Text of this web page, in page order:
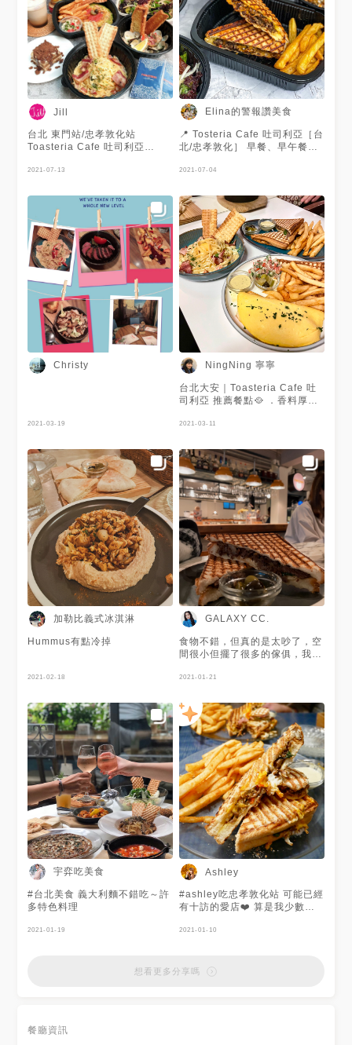
來 請同事推薦了吃義大利麵的
店家 然而這間是地中海料理(也
有義大利麵) 第一次吃這種新奇
的食物!! 🔜 今日餐點 🔻 🏷#百
香芒果白酒$275 白酒基底，芒
果汁、新鮮百香果汁、玫瑰花調
配 完全就是芒果加百香果汁 淡
淡的玫瑰花瓣 但是不在味道裡
面 微白酒澀度，整杯偏果汁感
🔻 🏷#可可肉桂紅酒$275 紅酒
基底，蘇打水、自製濃縮紅酒調
配 強烈肉桂味道的氣泡紅酒 紅
巧克力沒有太多滋味，杯外有一
不怎麼輕鬆的享受 🔻 🏷#香煎
哈魯米起司$345❤️ 醬料非常的
異國風，橄欖、酸豆、還有鯷魚
加上哈里薩醬，吃起來味道算濃
郁鹹帶點醃製甜味 米起司吃起
來像魚板的口感 起司搭配魚乾
味道超棒，非常多元 麵包十分
酥脆，麥味很香 推薦必點前
菜，真的會耳目一新 🔻 🏷#煎
烤牛肋排$385 肉質很嫩，帶肉
汁及血水的甘甜 鹽巴做提味而
已，焦烤香味不錯 阿拉伯風味
小沙拉味道偏淡，與牛肉味道互
補 有種清爽入口的感覺 🔻 🏷#
火烤章魚白花椰$515 章魚的口
油膩感很棒，酸鹹的滋味帶微辣
薄脆片，麥的香味 🔻 🏷#起司
四重奏$265 這份帕尼尼就跟一
般吃到的差不多 扎實的熱壓吐
司，搭配濃郁多元的起司風味
鹹香並重完全不膩，薯條還不錯
有提供醃製橄欖很棒，偶爾吃吃
非常開胃 旁邊的芥末蜂蜜醬
料，味道超讚 微嗆帶鹹甜，不
管是薯條還是吐司都非常搭 🔜
以下為個人口感喜好，僅供參考
1⃣️餐點2⃣️價位3⃣️環境4⃣️態度、
5⃣位置做分享 🌟第一次吃地中
海的食物，蠻喜歡的 醃製的味
道與食材相輔相成 帶了酸甜以
及油醋感讓食物整體滑潤 為期
待嘗試更多不同的料理 這是第
🌟價錢方面價錢上面稍微有點昂
較小 稍微擁擠一點，但環境蠻
清幽 即便旁邊客人交談也不會
過於吵雜 🌟店家態度的專業需
要在訓練一下 因為詢問菜色的
介紹，幾乎等沒介紹... 🌟地理
位置在離捷運站很近 敦化也是
個大商圈，台北人真的很多 📝
這次台北收穫蠻大的，真的會讓
我想往他縣市跑 偏偏台南最近
最猛，我還是沒有計畫... 🔜 詳
細介紹請至 #痞客邦
(so810822)、#Dcard(美食版
搜尋Rain) #探路客(Rain到哪
吃到哪) APP追蹤 #Bite!
Jill
台北 東門站/忠孝敦化站
Toasteria Cafe 吐司利亞
#JILL吃忠孝敦化 - ＄355👉
❤❤❤❤ ＄335👉302－西班牙
馬鈴薯烘蛋❤❤❤❤ ＄320👉
288－白酒奶油火炒蛤蠣❤❤❤
❤❤ ＄325👉293－地中海田園
堅果沙拉❤❤❤❤❤ ＄175👉
158－酒香提拉米蘇❤❤❤❤❤
＄180👉162－玫瑰咖啡拿鐵❤
❤❤❤❤ ＄155👉140－檸檬薄
荷康普茶❤❤❤❤ - 更多圖文請
詳見部落格，主頁有連結
https://jill0824.pixnet.net/blog/post/405472331
📣外帶外送一律9折！ 在家也能
吃到美味的地中海料理 而且店
家超級貼心！裡頭還有附衛生紙
每道餐點上頭也都有附上詳細的
見奶油培根的生蛋黃已經拌入麵
他！ 白醬很香濃，搭配的培根
也很鹹香！ 而且除了片狀的培
根，還有塊狀的 西班牙馬鈴薯
烘蛋份量很大，很適合一起
share！ 裡頭除了有馬鈴薯，還
有甜紅椒、杰克起司、菠菜、洋
蔥跟烤杏仁片 還有附上脆薯及
阿拉伯小沙拉 白酒奶油火炒蛤
蠣醬料基底跟月見奶油培根義大
利麵相似 很適合拿來沾麵包
吃！ 而且蛤蜊都很新鮮、大顆
地中海田園堅果沙拉的醬料是用
希臘優格做基底調的 非常的清
爽！很適合現在炎熱的天氣！
酒香提拉米蘇超好吃！ 濕潤的
提拉米蘇帶有酒香及咖啡香 上
面淋上苦甜巧克力，而餅乾碎屑
鐵送到時居然還有漸層！ 上面
檸檬薄荷康普茶我覺得味道很像
啤酒耶！ 不知道是不是因為帶
有氣泡，所以有這種錯覺 康普
茶經過發酵，裡頭帶有益生菌和
有機酸 可以有助腸道健康、改
善消化 我覺得很神奇，大家可
以試試！ 疫情期間，一起支持
喜歡的餐廳！ - 訂餐網頁：
https://bit.ly/3yE45j3 提供台
北全區外送以及新北部份地區外
送(中和區、永和區、板橋區、
三重區、蘆洲區、新莊區、汐止
區、新店區、土城區) 敦南店 📍
台北市大安區敦化南路一段169
巷3號 🕛周一至周五 11:00-
01:00 周六、周日 09:00-
01:00 📞02-2752-0033 永康
店 📍台北市大安區信義路二段
地中海料理 #捷運美食 #忠孝復
麵 #台北外帶美食 #台北外送美
2021-07-13
Elina的警報讚美食
📍 Tosteria Cafe 吐司利亞［台
北/忠孝敦化］ 早餐、早午餐、
吃到到 Tosteria Cafe 😍 現在
也能吃到充滿異國風情的餐點
雖然是做外送服務 份量和品質
一樣讓人滿意 🔅費城牛肉帕尼
尼 $355 吐司烤的焦酥 裡面是
滿滿的沙朗牛肉切片 搭配切達
起司 ㄧ整份吃完也是很有飽足
感 🔅綠蔬哈魯米起司沙拉 $395
愛吃沙拉的也可以試試看他們家
的沙拉 一整份清爽又大份 裡面
是豐富各式各樣的蔬菜🥬 搭配
檸檬油醋很對味 搭配的時候蛤
魯咪煎烤過後的起司 鹹香的ㄗ
味 不易融化可以直接吃 🔅羊肉
夏卡蘇卡 $395 一打開香氣瀰漫
在周圍回繞著 滿滿的羊肉碎末
又沒什麼羊騷味 濃稠的番茄紅
醬 醬汁裡有番茄、紅蘿蔔、松
上附贈的烤皮塔餅整個很刷嘴
綿密的鷹嘴豆泥 直接進入異國
的氛圍😆 🔅鮮蝦蛤蠣義大利麵
$480 滿滿地鮮蝦和蛤蜊一起快
炒 很真才實料給的毫不手軟 一
整碗帶出鮮甜的海鮮味🦞 店家
很貼心的還把外殼都撥好了 搭
配義大利番茄紅醬 麵條軟硬度
適中 就算是外送的也不會變的
太乾或太硬 🏠地址：台北市大
安區敦化南路一段169巷3號 ⏰
營業時間：11:00a.m-1:00a.m
📞電話：02-2752-0033
2021-07-04
Christy
2021-03-19
NingNing 寧寧
台北大安｜Toasteria Cafe 吐
司利亞 推薦餐點🥘 ．香料厚切
歐姆蛋 ．好蔬夏卡蘇卡
偏向餐酒館的感覺。 昨天去的
是敦南店，是中東料理！ 像是
鷹嘴豆、夏卡蘇卡等菜單🥣 店
內本身較熱鬧的感覺（也可以說
吵雜🤣） 非常適合三五好友來
這裡聚會～ 牛舌令人念念不
忘，不會很有韌性。 而是很有
嚼勁，會想一口接一口，調味也
是用香蒜醬調配而成。 再來一
定點的我認為是 - 夏卡蘇卡👏🏻
夏卡蘇卡是一道蕃茄水波蛋料理
🍅 利用番茄、小茴香、炒洋蔥
等調味料調配（通常在中東是當
早餐🍳 - - - - - 總評📝 很喜歡服
務人員的態度，親切又不會太過
頭✅ 也很熱情的介紹餐點跟推
薦， 另外中東料理算是做的蠻
清楚，但至少吃的很滿足😍 - -
餐 #台北美食
2021-03-11
加勒比義式冰淇淋
Hummus有點冷掉
2021-02-18
GALAXY CC.
食物不錯，但真的是太吵了，空
間很小但擺了很多的傢俱，我覺
是一個可以讓人好好用餐講話的
2021-01-21
宇弈吃美食
#台北美食 義大利麵不錯吃～許
多特色料理
2021-01-19
Ashley
#ashley吃忠孝敦化站 可能已經
有十訪的愛店❤️ 算是我少數愛
每次來一定都會看到外國客人
喝 而且份量很大，每次都吃超
2021-01-10
想看更多分享嗎
餐廳資訊